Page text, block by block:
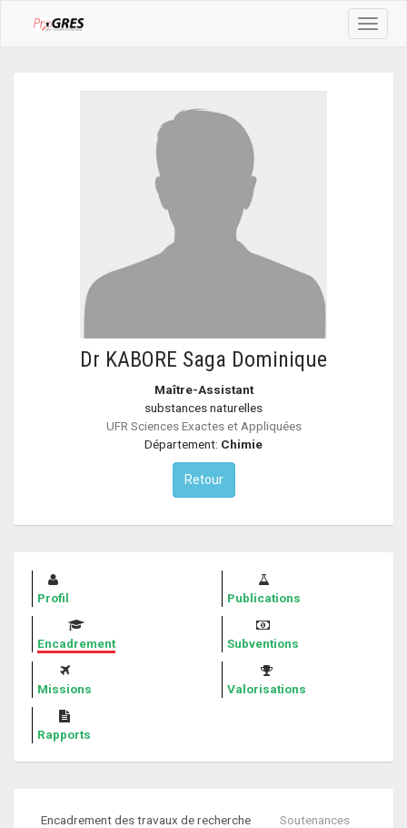
Toggle
Dr KABORE Saga Dominique
Maître-Assistant
substances naturelles
UFR Sciences Exactes et Appliquées
Département: Chimie
Retour
Profil Publications
Encadrement Subventions
Missions Valorisations
Rapports
Encadrement des travaux de recherche Soutenances